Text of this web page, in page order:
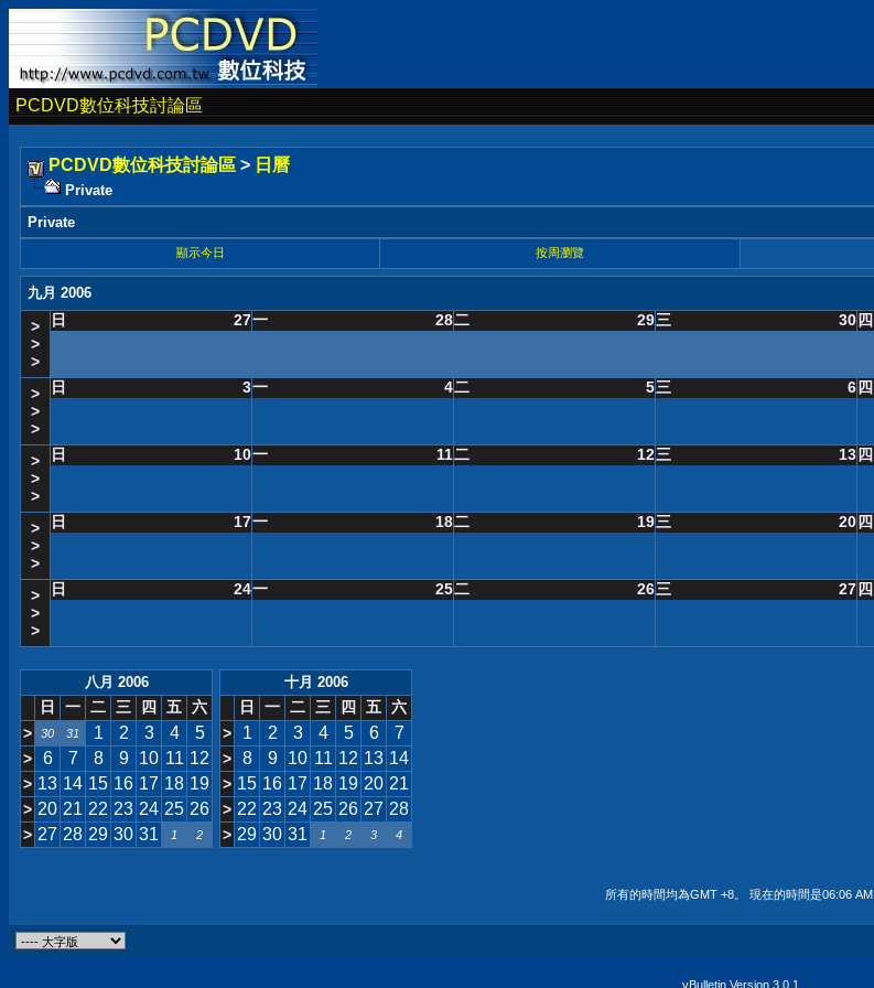
PCDVD數位科技討論區
PCDVD數位科技討論區 > 日曆
Private
Private
顯示今日 按周瀏覽
九月 2006
>
>
>
27
日 28
一 29
二 30
三 四
>
>
>
3
日 4
一 5
二 6
三 四
>
>
>
10
日 11
一 12
二 13
三 四
>
>
>
17
日 18
一 19
二 20
三 四
>
>
>
24
日 25
一 26
二 27
三 四
八月 2006
日 一 二 三 四 五 六
>
30 31 1 2 3 4 5
> 6 7 8 9 10 11 12
> 13 14 15 16 17 18 19
> 20 21 22 23 24 25 26
> 27 28 29 30 31 1 2
十月 2006
日 一 二 三 四 五 六
>
1 2 3 4 5 6 7
> 8 9 10 11 12 13 14
> 15 16 17 18 19 20 21
> 22 23 24 25 26 27 28
> 29 30 31 1 2 3 4
所有的時間均為GMT +8。 現在的時間是06:06 AM
vBulletin Version 3.0.1